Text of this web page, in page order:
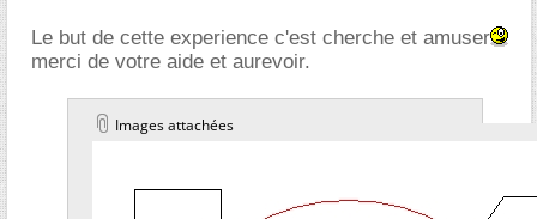
Le but de cette experience c'est cherche et amuser
merci de votre aide et aurevoir.
Images attachées